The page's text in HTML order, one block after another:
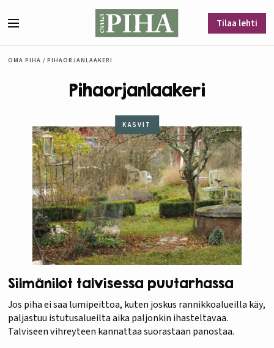
Tilaa lehti
OMA PIHA / PIHAORJANLAAKERI
Pihaorjanlaakeri
KASVIT
Silmänilot talvisessa puutarhassa
Jos piha ei saa lumipeittoa, kuten joskus rannikkoalueilla käy,
paljastuu istutusalueilta aika paljonkin ihasteltavaa.
Talviseen vihreyteen kannattaa suorastaan panostaa.